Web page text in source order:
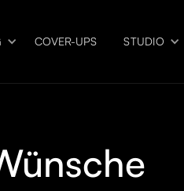
COVER-UPS STUDIO